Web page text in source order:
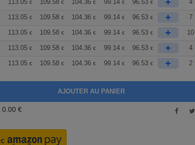
113.05 € 109.58 € 104.36 € 99.14 € 96.53 € 4
113.05 € 109.58 € 104.36 € 99.14 € 96.53 € + 7
113.05 € 109.58 € 104.36 € 99.14 € 96.53 € + 10
113.05 € 109.58 € 104.36 € 99.14 € 96.53 € + 4
113.05 € 109.58 € 104.36 € 99.14 € 96.53 € + 2
0.00 €